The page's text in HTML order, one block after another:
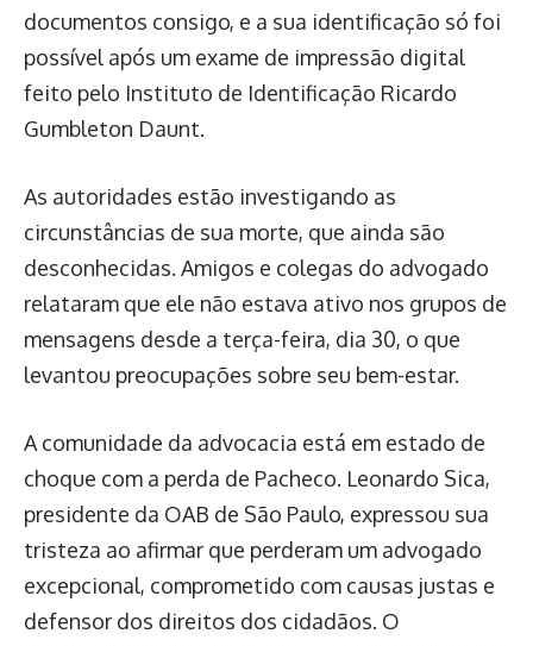
documentos consigo, e a sua identificação só foi
possível após um exame de impressão digital
feito pelo Instituto de Identificação Ricardo
Gumbleton Daunt.
As autoridades estão investigando as
circunstâncias de sua morte, que ainda são
desconhecidas. Amigos e colegas do advogado
relataram que ele não estava ativo nos grupos de
mensagens desde a terça-feira, dia 30, o que
levantou preocupações sobre seu bem-estar.
A comunidade da advocacia está em estado de
choque com a perda de Pacheco. Leonardo Sica,
presidente da OAB de São Paulo, expressou sua
tristeza ao afirmar que perderam um advogado
excepcional, comprometido com causas justas e
defensor dos direitos dos cidadãos. O